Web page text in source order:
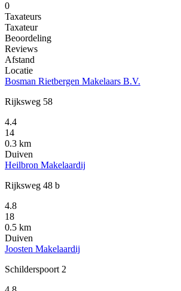
0
Taxateurs
Taxateur
Beoordeling
Reviews
Afstand
Locatie
Bosman Rietbergen Makelaars B.V.
Rijksweg 58
4.4
14
0.3 km
Duiven
Heilbron Makelaardij
Rijksweg 48 b
4.8
18
0.5 km
Duiven
Joosten Makelaardij
Schilderspoort 2